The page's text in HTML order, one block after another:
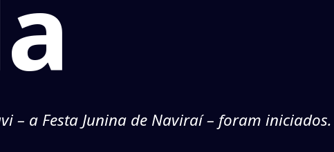
– a Festa Junina de Naviraí – foram iniciados.